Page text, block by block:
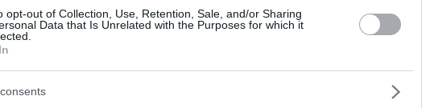
opt-out of Collection, Use, Retention, Sale, and/or Sharing
Data that Is Unrelated with the Purposes for which it
σπίτι και την οικογένεια μας» (Bίντεο)
Lykavitos.gr στο Google News
όλες τις ειδήσεις